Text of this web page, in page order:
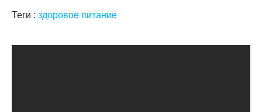
Теги : здоровое питание